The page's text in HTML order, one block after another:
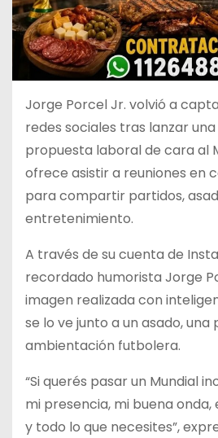
Jorge Porcel Jr. volvió a
redes sociales tras lanzar
propuesta laboral de cara al
ofrece asistir a reuniones en
para compartir partidos,
entretenimiento.
A través de su cuenta de
recordado humorista Jorge
imagen realizada con
se lo ve junto a un asado, una
ambientación futbolera.
“Si querés pasar un Mundial
mi presencia, mi buena onda,
y todo lo que necesites”,